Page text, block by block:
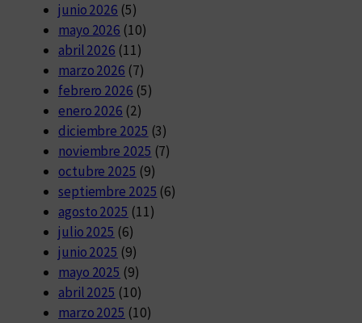
junio 2026 (5)
mayo 2026 (10)
abril 2026 (11)
marzo 2026 (7)
febrero 2026 (5)
enero 2026 (2)
diciembre 2025 (3)
noviembre 2025 (7)
octubre 2025 (9)
septiembre 2025 (6)
agosto 2025 (11)
julio 2025 (6)
junio 2025 (9)
mayo 2025 (9)
abril 2025 (10)
marzo 2025 (10)